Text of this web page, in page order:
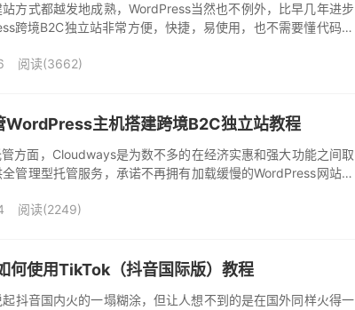
方式都越发地成熟，WordPress当然也不例外，比早几年进步
跨境B2C独立站非常方便，快捷，易使用，也不需要懂代码，
阅读(3662)
主机搭建跨境B2C独立站教程
方面，Cloudways是为数不多的在经济实惠和强大功能之间取
管理型托管服务，承诺不再拥有加载缓慢的WordPress网站，
阅读(2249)
何使用TikTok（抖音国际版）教程
抖音国内火的一塌糊涂，但让人想不到的是在国外同样火得一